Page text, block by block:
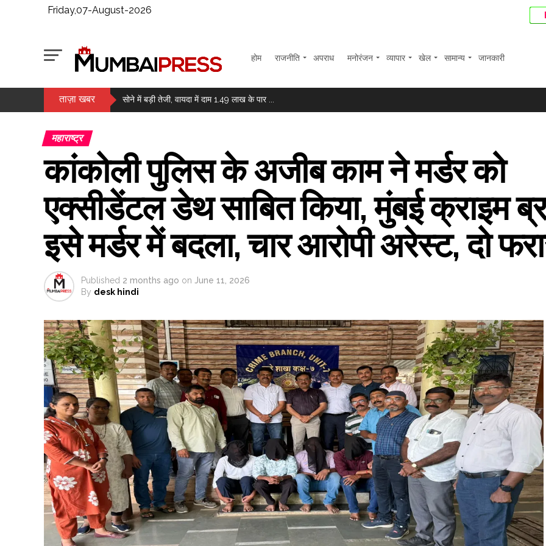
Friday,07-August-2026
होम राजनीति अपराध मनोरंजन व्यापार खेल सामान्य जानकारी
ताज़ा खबर
मैच से पहले कैसे वजन को नियंत्रित रखते हैं मुक्केबाज? प्रीति पवार ने समझाई पूरी प्रकिया ...
मुंबई में चोरी का संदिग्ध गिरफ्तार, 6 मामले सुलझाए गए ...
जेके टायर का पहली तिमाही में मुनाफा 73 प्रतिशत घटकर 44 करोड़ रुपए रहा; शेयर करीब 6 प्रतिशत फिसले ...
सोने और चांदी में उछाल, करीब 1.1 प्रतिशत तक बढ़े दाम ...
राजपाल यादव की मुश्किलें बढ़ीं, 16 करोड़ के कर्ज की वसूली के लिए बैंक ने संपत्तियों पर चिपकाया नोटिस ...
लगातार दूसरे दिन हरे निशान में बंद हुआ बाजार, सेंसेक्स में 374 अंकों की बढ़त ...
महाराष्ट्र
कांकोली पुलिस के अजीब काम ने मर्डर को
एक्सीडेंटल डेथ साबित किया, मुंबई क्राइम
इसे मर्डर में बदला, चार आरोपी अरेस्ट, दो
Published 2 months ago on June 11, 2026
By desk hindi